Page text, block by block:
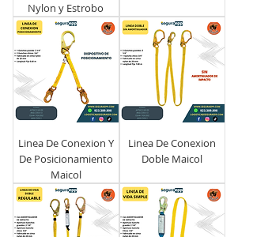
Nylon y Estrobo
Linea De Conexion Y
De Posicionamiento
Maicol
Linea De Conexion
Doble Maicol